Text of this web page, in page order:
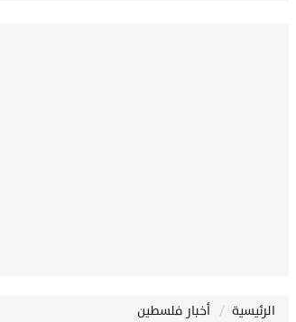
الرئيسية أخبار فلسطين